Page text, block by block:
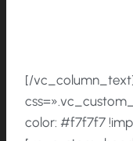
[/
color: #f7f7f7